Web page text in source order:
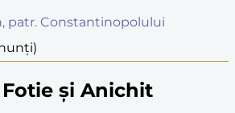
patr. Constantinopolului
Fotie și Anichit